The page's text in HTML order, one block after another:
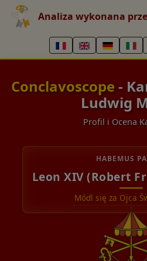
Analiza wykonana
Conclavoscope -
Ludwig
Profil i Ocena
HABEMUS
Leon XIV (Robert
Módl się za Ojca